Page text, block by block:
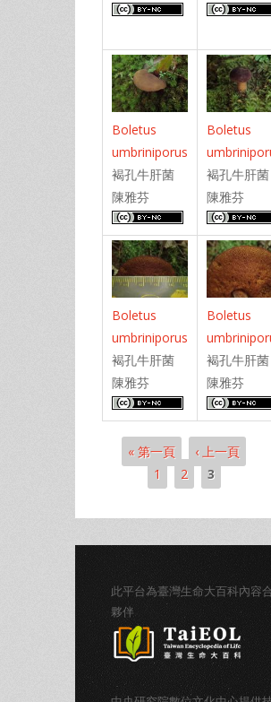
Boletus
umbriniporus
褐孔牛肝菌
陳雅芬
Boletus
褐孔牛肝菌
陳雅芬
Boletus
umbriniporus
褐孔牛肝菌
陳雅芬
Boletus
褐孔牛肝菌
陳雅芬
頁面« 第一頁
‹ 上一頁
1
2 3
此平台為臺灣生命大百科內容
夥伴